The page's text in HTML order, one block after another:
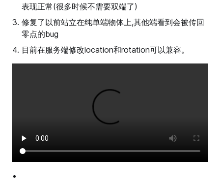
表现正常(很多时候不需要双端了)
修复了以前站立在纯单端物体上,其他端看到会被传回
零点的bug
目前在服务端修改location和rotation可以兼容。